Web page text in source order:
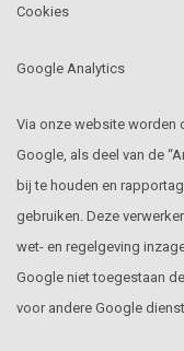
Cookies
Google Analytics
Via onze website worden
Google, als deel van de
bij te houden en
gebruiken. Deze
wet- en regelgeving
Google niet toegestaan
voor andere Google